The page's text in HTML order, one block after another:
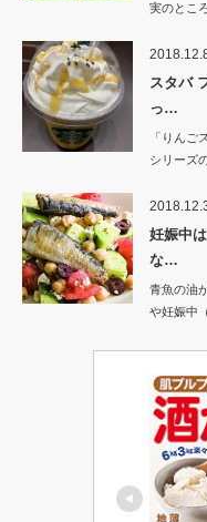
実のとこ
スタバ
っ…
「りんご
シリーズ
妊娠中
な…
青魚の油
や妊娠中